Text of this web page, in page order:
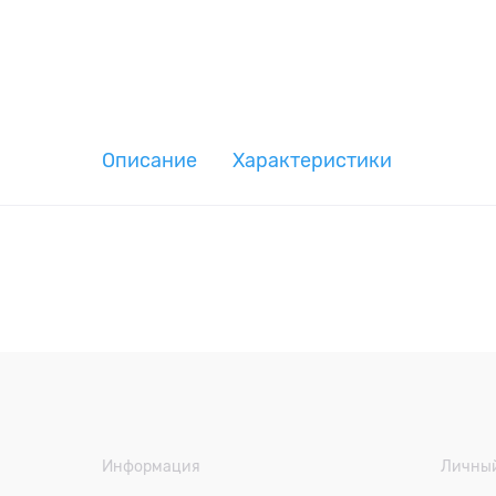
Описание Характеристики
Информация